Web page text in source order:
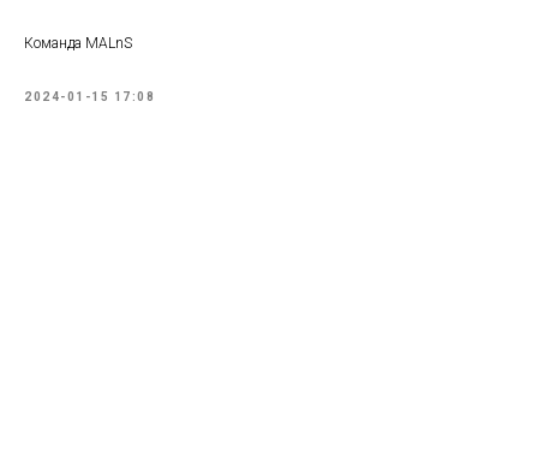
Команда MALnS
2024-01-15 17:08